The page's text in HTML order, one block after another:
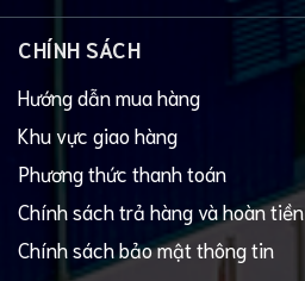
CHÍNH SÁCH
Hướng dẫn mua hàng
Khu vực giao hàng
Phương thức thanh toán
Chính sách trả hàng và hoàn tiền
Chính sách bảo mật thông tin